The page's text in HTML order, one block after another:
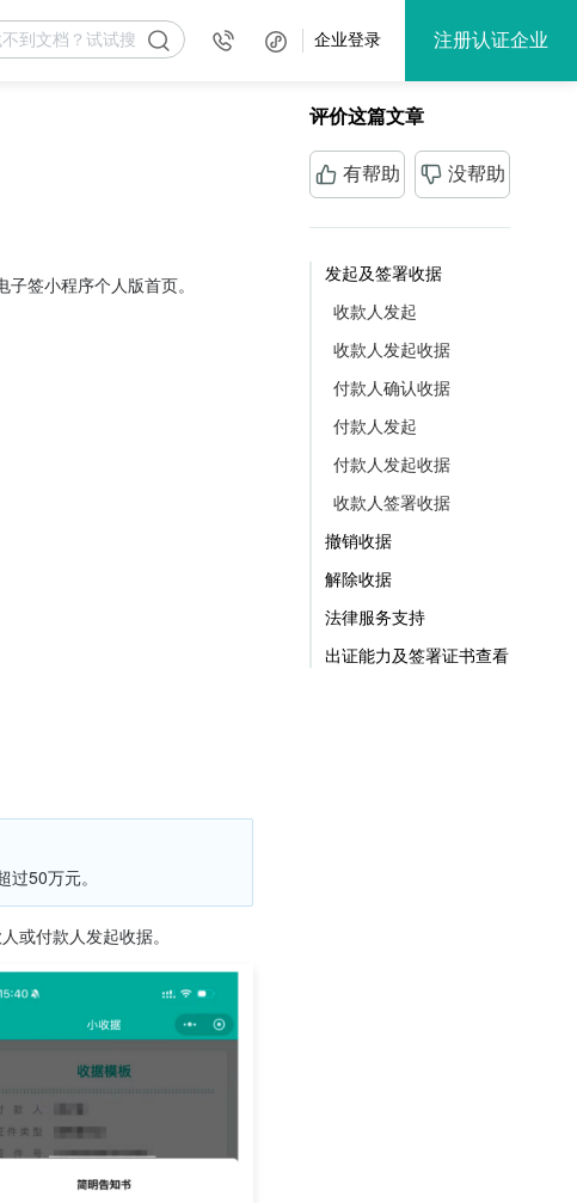
企业登录 注册认证企业
签小程序个人版首页。
50万元。
或付款人发起收据。
评价这篇文章
有帮助 没帮助
发起及签署收据
收款人发起
收款人发起收据
付款人确认收据
付款人发起
付款人发起收据
收款人签署收据
撤销收据
解除收据
法律服务支持
出证能力及签署证书查看